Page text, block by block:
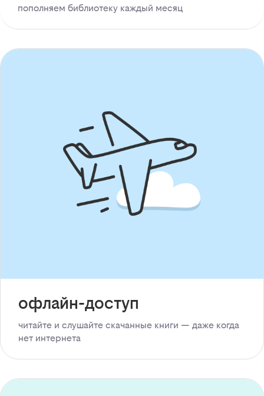
пополняем библиотеку каждый месяц
офлайн-доступ
читайте и слушайте скачанные книги — даже когда
нет интернета